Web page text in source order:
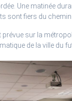
Une matinée
sont fiers du
prévue sur la
de la ville du